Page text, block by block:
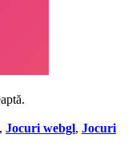
, Jocuri webgl, Jocuri